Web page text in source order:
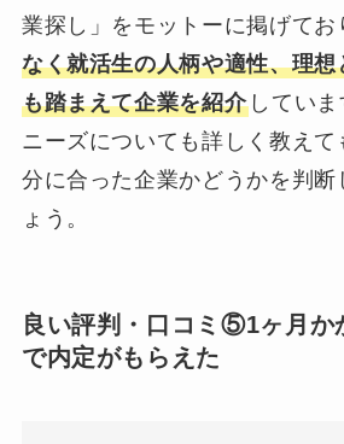
業探し」をモットーに掲げてお
なく就活生の人柄や適性、理
も踏まえて企業を紹介 してい
ニーズについても詳しく教えて
分に合った企業かどうかを判断
ょう。
良い評判・口コミ⑤1ヶ月か
で内定がもらえた